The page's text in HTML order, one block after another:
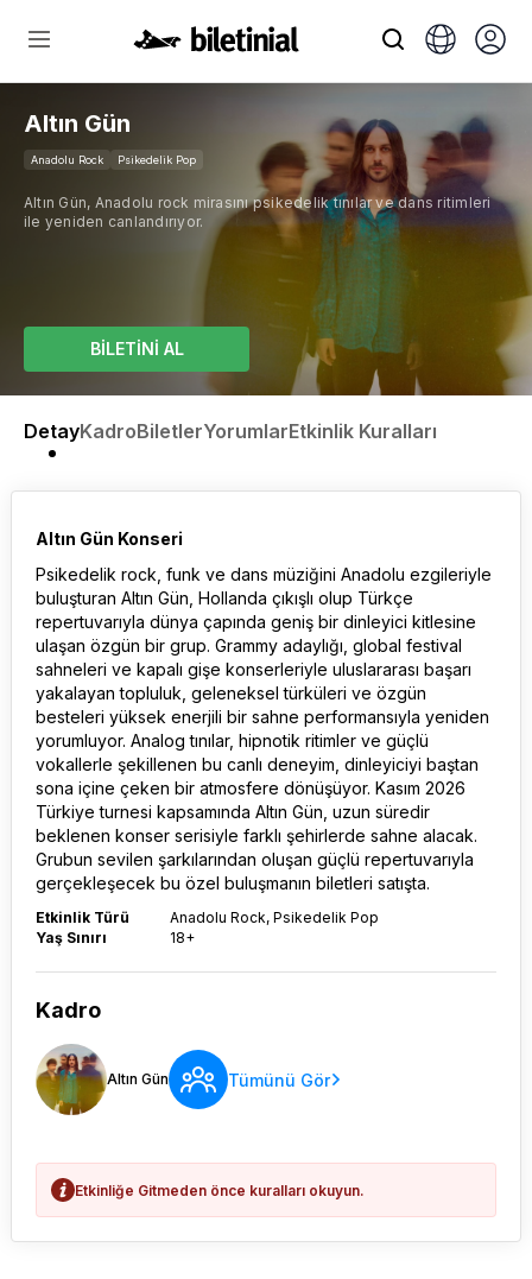
Altın Gün
Anadolu Rock Psikedelik Pop
Altın Gün, Anadolu rock mirasını psikedelik tınılar ve dans ritimleri
ile yeniden canlandırıyor.
BİLETİNİ AL
DetayKadroBiletlerYorumlarEtkinlik Kuralları
Altın Gün Konseri
Psikedelik rock, funk ve dans müziğini Anadolu ezgileriyle
buluşturan Altın Gün, Hollanda çıkışlı olup Türkçe
repertuvarıyla dünya çapında geniş bir dinleyici kitlesine
ulaşan özgün bir grup. Grammy adaylığı, global festival
sahneleri ve kapalı gişe konserleriyle uluslararası başarı
yakalayan topluluk, geleneksel türküleri ve özgün
besteleri yüksek enerjili bir sahne performansıyla yeniden
yorumluyor. Analog tınılar, hipnotik ritimler ve güçlü
vokallerle şekillenen bu canlı deneyim, dinleyiciyi baştan
sona içine çeken bir atmosfere dönüşüyor. Kasım 2026
Türkiye turnesi kapsamında Altın Gün, uzun süredir
beklenen konser serisiyle farklı şehirlerde sahne alacak.
Grubun sevilen şarkılarından oluşan güçlü repertuvarıyla
gerçekleşecek bu özel buluşmanın biletleri satışta.
Etkinlik Türü
Anadolu Rock, Psikedelik Pop
Yaş Sınırı
18+
Kadro
Altın Gün Tümünü Gör
Etkinliğe Gitmeden önce kuralları okuyun.